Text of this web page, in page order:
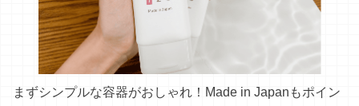
まずシンプルな容器がおしゃれ！Made in Japanもポイン